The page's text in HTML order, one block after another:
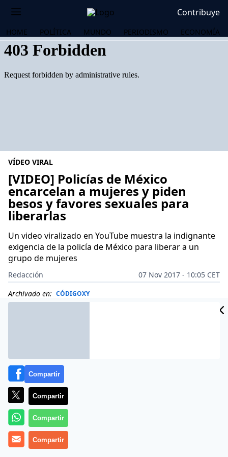
Contribuye
HOME POLÍTICA MUNDO PERIODISMO ECONOMÍA
VÍDEO VIRAL
[VIDEO] Policías de México
encarcelan a mujeres y piden
besos y favores sexuales para
liberarlas
Un video viralizado en YouTube muestra la indignante
exigencia de la policía de México para liberar a un
grupo de mujeres
Redacción
07 Nov 2017 - 10:05 CET
Archivado en: CÓDIGOXY
Compartir
Compartir
Compartir
Compartir